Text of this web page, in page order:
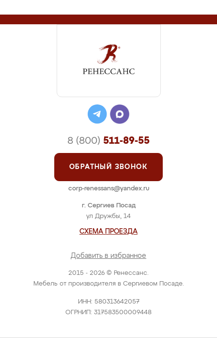
2015 - 2026 © Ренессанс.
Мебель от производителя в Сергиевом Посаде.
ИНН: 580313642057
ОГРНИП: 317583500009448
г. Сергиев Посад
ул Дружбы, 14
СХЕМА ПРОЕЗДА
Добавить в избранное
8 (800) 511-89-55
ОБРАТНЫЙ ЗВОНОК
corp-renessans@yandex.ru